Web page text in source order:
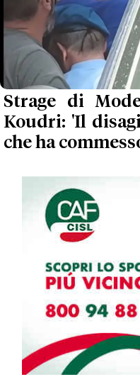
Strage di
Koudri: 'Il
che ha